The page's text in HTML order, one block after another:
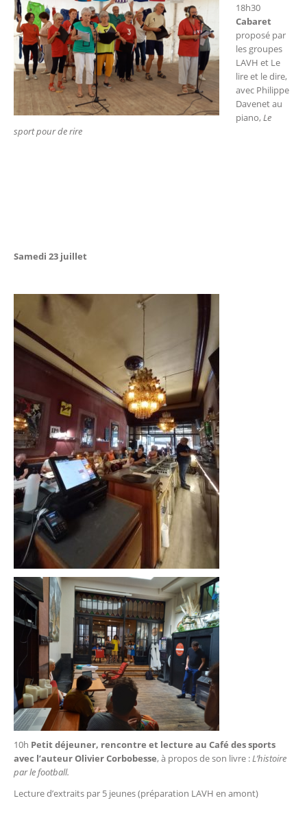
18h30
Cabaret
proposé par
les groupes
LAVH et Le
lire et le dire,
avec Philippe
Davenet au
piano,Le
sport pour de rire
Samedi 23 juillet
10h Petit déjeuner, rencontre et lecture au Café des sports
avec l’auteur Olivier Corbobesse, à propos de son livre :L’histoire
par le football.
Lecture d’extraits par 5 jeunes (préparation LAVH en amont)